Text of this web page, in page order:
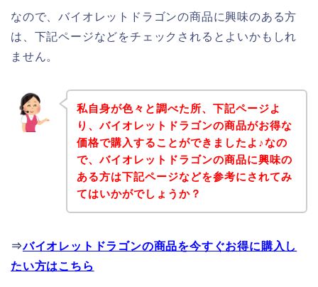
なので、バイオレットドラゴンの商品に興味のある方
は、下記ページなどをチェックされるとよいかもしれ
ません。
私自身が色々と調べた所、下記ページよ
り、バイオレットドラゴンの商品がお得な
価格で購入することができましたよ♪なの
で、バイオレットドラゴンの商品に興味の
ある方は下記ページなどを参考にされてみ
てはいかがでしょうか？
⇒バイオレットドラゴンの商品を今すぐお得に購入し
たい方はこちら